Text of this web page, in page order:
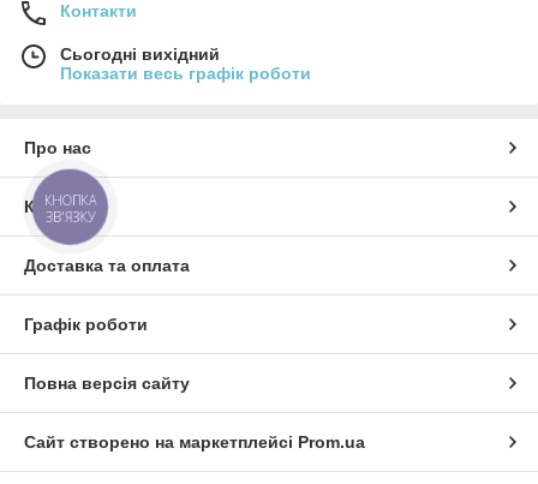
Контакти
Сьогодні вихідний
Показати весь графік роботи
Про нас
Контакти
Доставка та оплата
Графік роботи
Повна версія сайту
Сайт створено на маркетплейсі Prom.ua
КНОПКА
ЗВ'ЯЗКУ